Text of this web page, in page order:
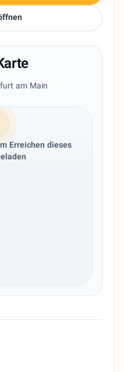
am Main
Erreichen dieses